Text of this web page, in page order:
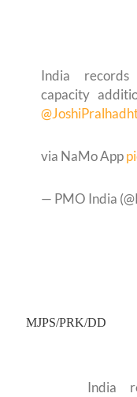
India records
capacity
@JoshiPralhad
via NaMo App
— PMO India
MJPS/PRK/DD
India